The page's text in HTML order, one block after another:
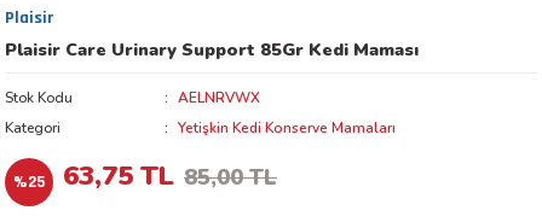
Ürünleri
Plaisir
Plaisir Care Urinary Support 85Gr Kedi Maması
Stok Kodu
AELNRVWX
Kategori
Yetişkin Kedi Konserve Mamaları
%25 63,75 TL 85,00 TL